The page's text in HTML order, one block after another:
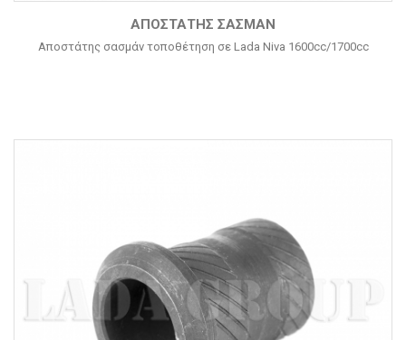
ΑΠΟΣΤΆΤΗΣ ΣΑΣΜΆΝ
Αποστάτης σασμάν τοποθέτηση σε Lada Niva 1600cc/1700cc